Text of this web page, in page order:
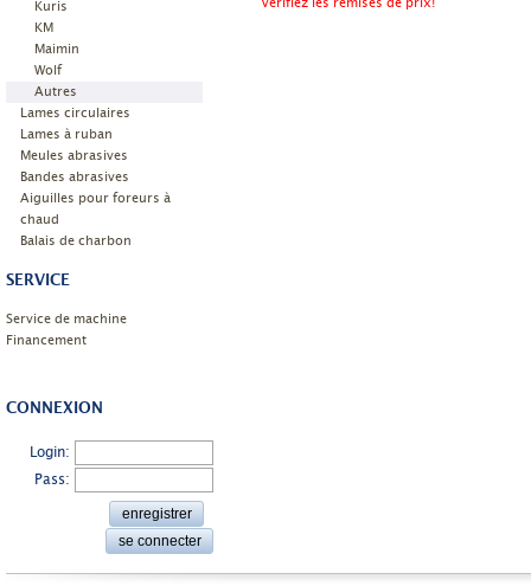
Kuris
KM
Maimin
Wolf
Autres
Lames circulaires
Lames à ruban
Meules abrasives
Bandes abrasives
Aiguilles pour foreurs à
chaud
Balais de charbon
SERVICE
Service de machine
Financement
CONNEXION
Login:
Pass: